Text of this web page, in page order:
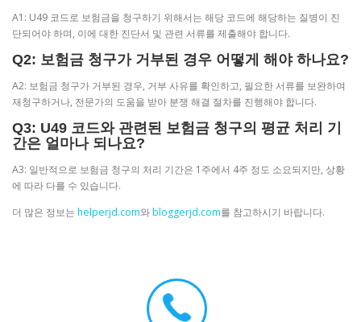
A1: U49 코드로 보험금을 청구하기 위해서는 해당 코드에 해당하는 질병이 진
단되어야 하며, 이에 대한 진단서 및 관련 서류를 제출해야 합니다.
Q2: 보험금 청구가 거부된 경우 어떻게 해야 하나요?
A2: 보험금 청구가 거부된 경우, 거부 사유를 확인하고, 필요한 서류를 보완하여
재청구하거나, 전문가의 도움을 받아 분쟁 해결 절차를 진행해야 합니다.
Q3: U49 코드와 관련된 보험금 청구의 평균 처리 기
간은 얼마나 되나요?
A3: 일반적으로 보험금 청구의 처리 기간은 1주에서 4주 정도 소요되지만, 상황
에 따라 다를 수 있습니다.
더 많은 정보는 helperjd.com와bloggerjd.com를 참고하시기 바랍니다.